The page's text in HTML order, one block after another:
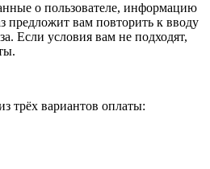
о пользователе, информацию
предложит вам повторить к вводу
Если условия вам не подходят,
трёх вариантов оплаты: